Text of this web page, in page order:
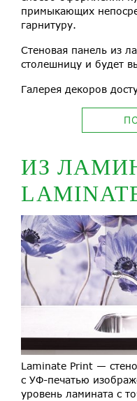
примыкающих
гарнитуру.
Стеновая панель из
столешницу и будет
Галерея декоров
ИЗ
Laminate Print —
с УФ-печатью
уровень ламината с